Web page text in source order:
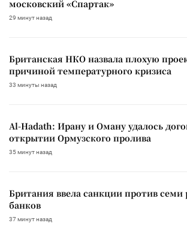
московский «Спартак»
29 минут назад
Британская НКО назвала плохую
причиной температурного кризиса
33 минуты назад
Al-Hadath: Ирану и Оману удалось
открытии Ормузского пролива
35 минут назад
Британия ввела санкции против семи
банков
37 минут назад